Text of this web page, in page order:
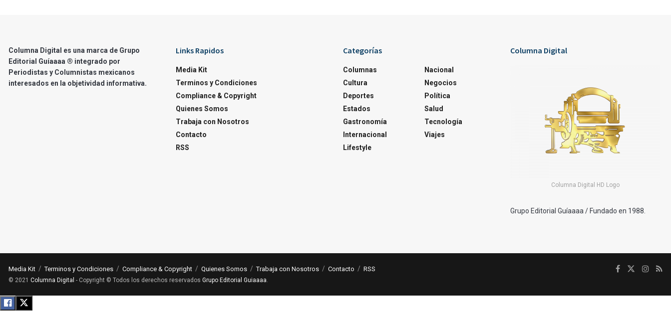
Columna Digital es una marca de Grupo
Editorial Guíaaaa ® integrado por
Periodistas y Columnistas mexicanos
interesados en la objetividad informativa.
Links Rapidos
Media Kit
Terminos y Condiciones
Compliance & Copyright
Quienes Somos
Trabaja con Nosotros
Contacto
RSS
Categorías
Columnas
Cultura
Deportes
Estados
Gastronomía
Internacional
Lifestyle
Nacional
Negocios
Política
Salud
Tecnología
Viajes
Columna Digital
Columna Digital HD Logo
Grupo Editorial Guíaaaa / Fundado en 1988.
Media Kit Terminos y Condiciones Compliance & Copyright Quienes Somos Trabaja con Nosotros Contacto RSS
© 2021 Columna Digital - Copyright © Todos los derechos reservados Grupo Editorial Guiaaaa